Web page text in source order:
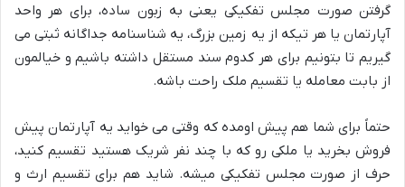
گرفتن صورت مجلس تفکیکی یعنی به زبون ساده، برای هر واحد
آپارتمان یا هر تیکه از یه زمین بزرگ، یه شناسنامه جداگانه ثبتی می
گیریم تا بتونیم برای هر کدوم سند مستقل داشته باشیم و خیالمون
از بابت معامله یا تقسیم ملک راحت باشه.
حتماً برای شما هم پیش اومده که وقتی می خواید یه آپارتمان پیش
فروش بخرید یا ملکی رو که با چند نفر شریک هستید تقسیم کنید،
حرف از صورت مجلس تفکیکی میشه. شاید هم برای تقسیم ارث و